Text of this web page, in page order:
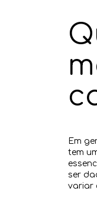
Em
tem
ser
variar